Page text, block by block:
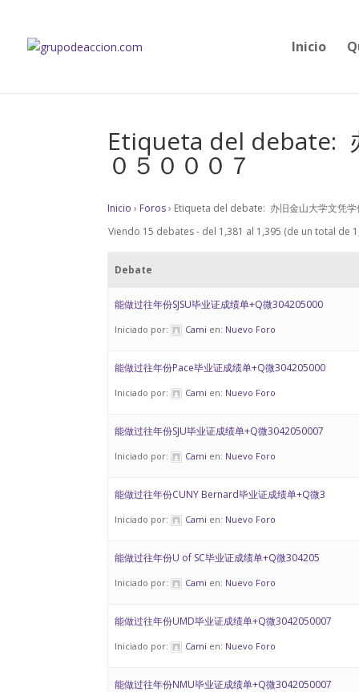
Inicio
Etiqueta del debate:
０５０００７
Inicio › Foros › Etiqueta del debate: 办旧金山大学文凭学
Viendo 15 debates - del 1,381 al 1,395 (de un total de
Debate
能做过往年份SJSU毕业证成绩单+Q微304205000
Iniciado por: Cami en: Nuevo Foro
能做过往年份Pace毕业证成绩单+Q微304205000
Iniciado por: Cami en: Nuevo Foro
能做过往年份SJU毕业证成绩单+Q微3042050007
Iniciado por: Cami en: Nuevo Foro
能做过往年份CUNY Bernard毕业证成绩单+Q微3
Iniciado por: Cami en: Nuevo Foro
能做过往年份U of SC毕业证成绩单+Q微304205
Iniciado por: Cami en: Nuevo Foro
能做过往年份UMD毕业证成绩单+Q微3042050007
Iniciado por: Cami en: Nuevo Foro
能做过往年份NMU毕业证成绩单+Q微3042050007